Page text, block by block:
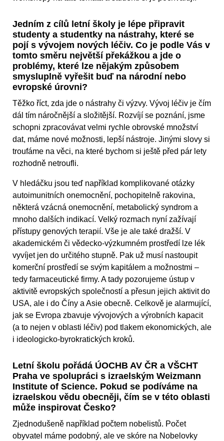
Jedním z cílů letní školy je lépe připravit
studenty a studentky na nástrahy, které se
pojí s vývojem nových léčiv. Co je podle Vás v
tomto směru největší překážkou a jde o
problémy, které lze nějakým způsobem
smysluplně vyřešit buď na národní nebo
evropské úrovni?
Těžko říct, zda jde o nástrahy či výzvy. Vývoj léčiv je čím
dál tím náročnější a složitější. Rozvíjí se poznání, jsme
schopni zpracovávat velmi rychle obrovské množství
dat, máme nové možnosti, lepší nástroje. Jinými slovy si
troufáme na věci, na které bychom si ještě před pár lety
rozhodně netroufli.
V hledáčku jsou teď například komplikované otázky
autoimunitních onemocnění, pochopitelně rakovina,
některá vzácná onemocnění, metabolický syndrom a
mnoho dalších indikací. Velký rozmach nyní zažívají
přístupy genových terapií. Vše je ale také dražší. V
akademickém či vědecko-výzkumném prostředí lze lék
vyvíjet jen do určitého stupně. Pak už musí nastoupit
komerční prostředí se svým kapitálem a možnostmi –
tedy farmaceutické firmy. A tady pozorujeme ústup v
aktivitě evropských společností a přesun jejich aktivit do
USA, ale i do Číny a Asie obecně. Celkově je alarmující,
jak se Evropa zbavuje vývojových a výrobních kapacit
(a to nejen v oblasti léčiv) pod tlakem ekonomických, ale
i ideologicko-byrokratických kroků.
Letní školu pořádá ÚOCHB AV ČR a VŠCHT
Praha ve spolupráci s izraelským Weizmann
Institute of Science. Pokud se podíváme na
izraelskou vědu obecněji, čím se v této oblasti
může inspirovat Česko?
Zjednodušeně například počtem nobelistů. Počet
obyvatel máme podobný, ale ve skóre na Nobelovky